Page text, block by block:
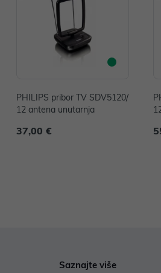
PHILIPS pribor TV SDV5120/
12 antena unutarnja
37,00 €
Saznajte više